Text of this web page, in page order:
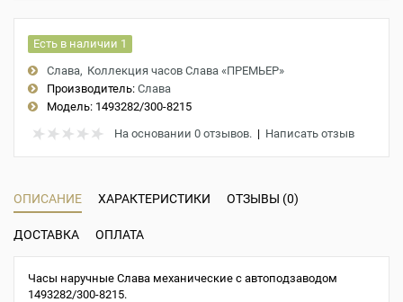
Есть в наличии 1
Слава Коллекция часов Слава «ПРЕМЬЕР»
Производитель: Слава
Модель: 1493282/300-8215
На основании 0 отзывов. | Написать отзыв
ОПИСАНИЕ ХАРАКТЕРИСТИКИ ОТЗЫВЫ (0)
ДОСТАВКА ОПЛАТА
Часы наручные Слава механические с автоподзаводом
1493282/300-8215.